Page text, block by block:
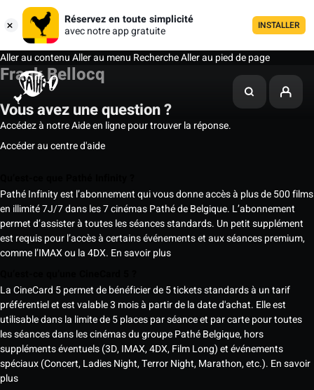
Réservez en toute simplicité
avec notre app gratuite
INSTALLER
Aller au contenuAller au menu RechercheAller au pied de page
Frank Bellocq
Vous avez une question ?
Accédez à notre Aide en ligne pour trouver la réponse.
Accéder au centre d'aide
Pathé Infinity est l’abonnement qui vous donne accès à plus de 500 films
en illimité 7J/7 dans les 7 cinémas Pathé de Belgique. L’abonnement
permet d’assister à toutes les séances standards. Un petit supplément
est requis pour l’accès à certains événements et aux séances premium,
comme l’IMAX ou la 4DX. En savoir plus
La CineCard 5 permet de bénéficier de 5 tickets standards à un tarif
préférentiel et est valable 3 mois à partir de la date d'achat. Elle est
utilisable dans la limite de 5 places par séance et par carte pour toutes
les séances dans les cinémas du groupe Pathé Belgique, hors
suppléments éventuels (3D, IMAX, 4DX, Film Long) et événements
spéciaux (Concert, Ladies Night, Terror Night, Marathon, etc.). En savoir
plus